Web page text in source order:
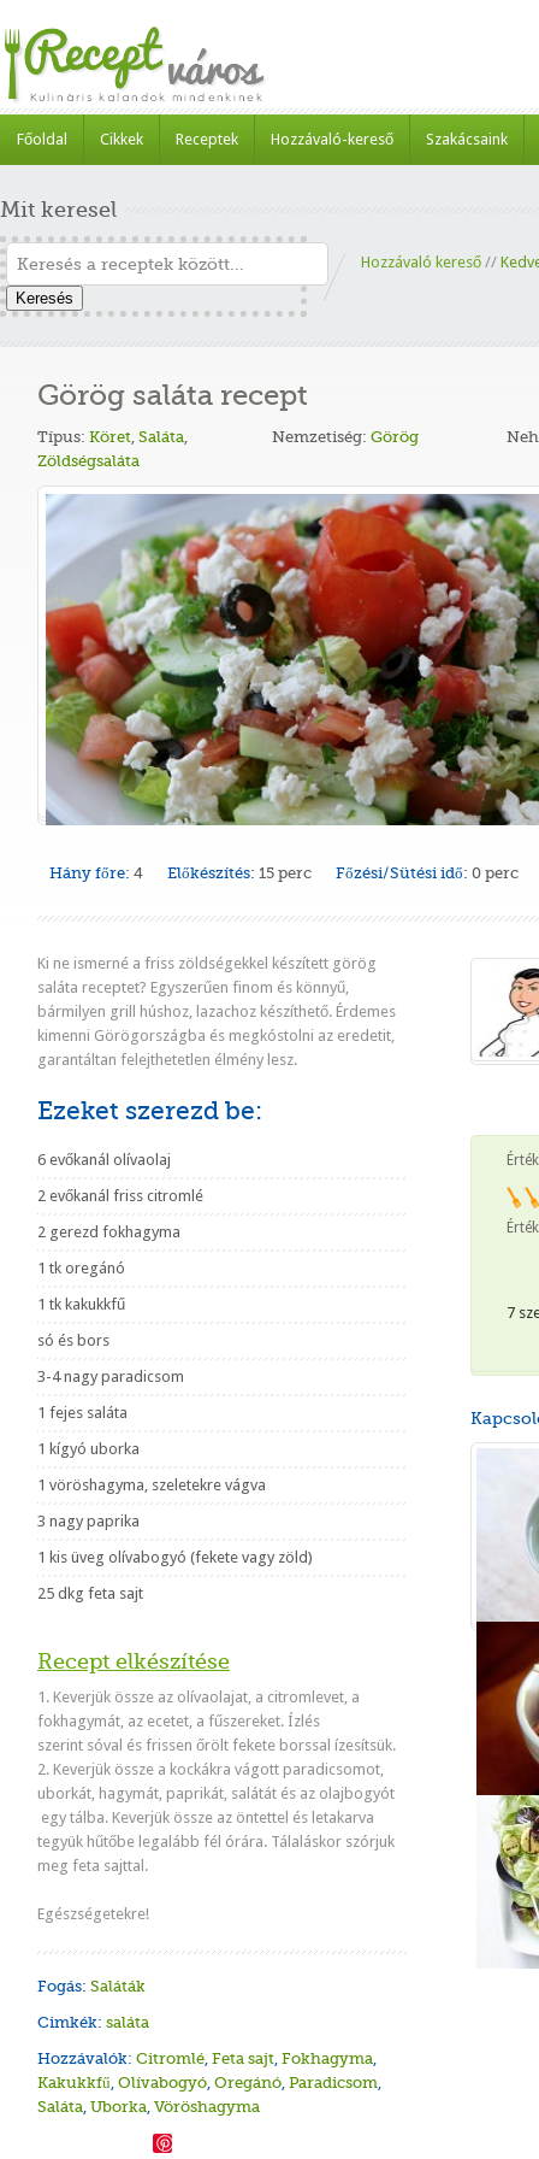
Főoldal Cikkek Receptek Hozzávaló-kereső Szakácsaink
Mit keresel
Keresés
Hozzávaló kereső //
Görög saláta recept
Típus: Köret, Saláta,
Zöldségsaláta
Nemzetiség: Görög
Hány főre: 4 Előkészítés: 15 perc Főzési/Sütési idő: 0 perc
Ki ne ismerné a friss zöldségekkel készített görög
saláta receptet? Egyszerűen finom és könnyű,
bármilyen grill húshoz, lazachoz készíthető. Érdemes
kimenni Görögországba és megkóstolni az eredetit,
garantáltan felejthetetlen élmény lesz.
Ezeket szerezd be:
6 evőkanál olívaolaj
2 evőkanál friss citromlé
2 gerezd fokhagyma
1 tk oregánó
1 tk kakukkfű
só és bors
3-4 nagy paradicsom
1 fejes saláta
1 kígyó uborka
1 vöröshagyma, szeletekre vágva
3 nagy paprika
1 kis üveg olívabogyó (fekete vagy zöld)
25 dkg feta sajt
Recept elkészítése
1. Keverjük össze az olívaolajat, a citromlevet, a
fokhagymát, az ecetet, a fűszereket. Ízlés
szerint sóval és frissen őrölt fekete borssal ízesítsük.
2. Keverjük össze a kockákra vágott paradicsomot,
uborkát, hagymát, paprikát, salátát és az olajbogyót
egy tálba. Keverjük össze az öntettel és letakarva
tegyük hűtőbe legalább fél órára. Tálaláskor szórjuk
meg feta sajttal.
Egészségetekre!
Fogás: Saláták
Cimkék: saláta
Hozzávalók: Citromlé, Feta sajt, Fokhagyma,
Kakukkfű, Olívabogyó, Oregánó, Paradicsom,
Saláta, Uborka, Vöröshagyma
7